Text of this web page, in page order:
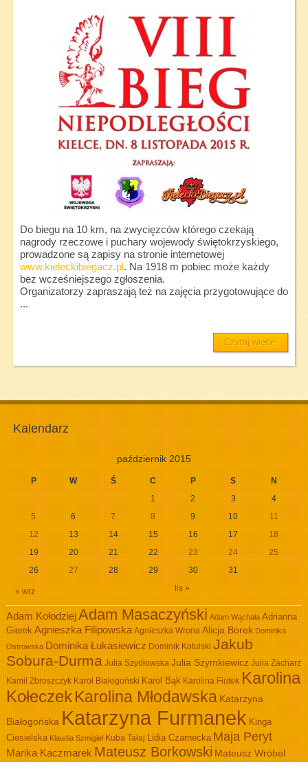
Do biegu na 10 km, na zwycięzców którego czekają
nagrody rzeczowe i puchary wojewody świętokrzyskiego,
prowadzone są zapisy na stronie internetowej
www.kieleckibiegacz.pl . Na 1918 m pobiec może każdy
bez wcześniejszego zgłoszenia.
Organizatorzy zapraszają też na zajęcia przygotowujące do
...
Czytaj więcej
Kalendarz
październik 2015
P W Ś C P S N
« wrz lis »
1 2 3
4
5
6 7 8 9 10
11
12
13 14 15 16 17
18
19
20 21 22 23 24
25
26
27 28 29 30 31
Adam KołodziejAdam Masaczyński Adam Wąchała Adrianna
Gierek Agnieszka Filipowska Agnieszka Wrona Alicja Borek Dominika
Ostrowska Dominika Łukasiewicz Dominik Kotulski Jakub
Sobura-Durma Julia Szydłowska Julia Szymkiewicz Julia Zacharz
Kamil Zbroszczyk Karol Białogoński Karol Bąk Karolina Fiutek Karolina
KołeczekKarolina Młodawska Katarzyna
Białogońska Katarzyna Furmanek Kinga
Ciesielska Klaudia Szmigiel Kuba Tałaj Lidia Czarnecka Maja Peryt
Marika Kaczmarek Mateusz Borkowski Mateusz Wróbel